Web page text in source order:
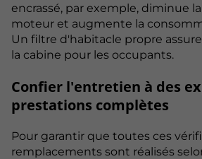
encrassé, par exemple, diminue
moteur et augmente la
Un filtre d'habitacle propre
la cabine pour les occupants.
Confier l'entretien à des
prestations complètes
Pour garantir que toutes ces
remplacements sont réalisés